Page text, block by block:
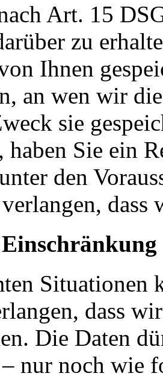
Art. 15
zu
Ihnen
an wen wir
sie
haben Sie ein
den
dass
Situationen
dass
Die Daten
– nur noch wie